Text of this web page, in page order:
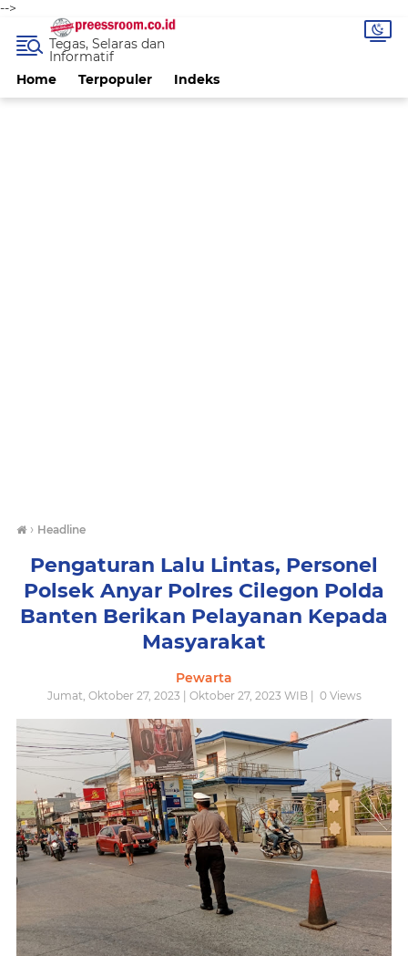
-->
Home Terpopuler Indeks
Tegas, Selaras dan
Informatif
› Headline
Pengaturan Lalu Lintas, Personel
Polsek Anyar Polres Cilegon Polda
Banten Berikan Pelayanan Kepada
Masyarakat
Pewarta
Jumat, Oktober 27, 2023 | Oktober 27, 2023 WIB | 0Views